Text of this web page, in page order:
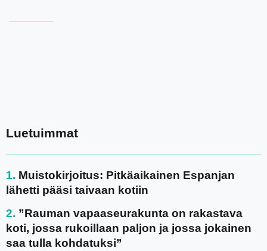
Luetuimmat
Muistokirjoitus: Pitkäaikainen Espanjan
lähetti pääsi taivaan kotiin
”Rauman vapaaseurakunta on rakastava
koti, jossa rukoillaan paljon ja jossa jokainen
saa tulla kohdatuksi”